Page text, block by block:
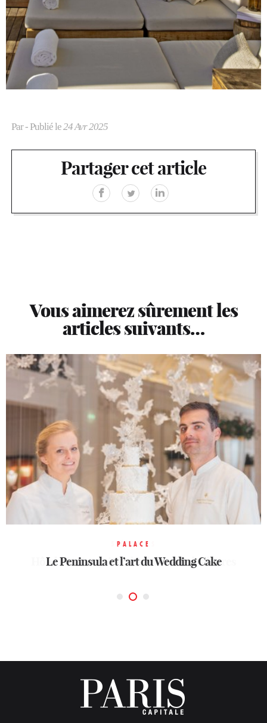
Par- Publié le24 Avr 2025
Partager cet article
Vous aimerez sûrement les
articles suivants…
5 ÉTOILES
Hôtel Montesquieu, des étoiles et des lettres
PALACE
Le Peninsula et l’art du Wedding Cake
4 ÉTOILES
Le Charmant, une adresse de charme à Saint-
Ouen